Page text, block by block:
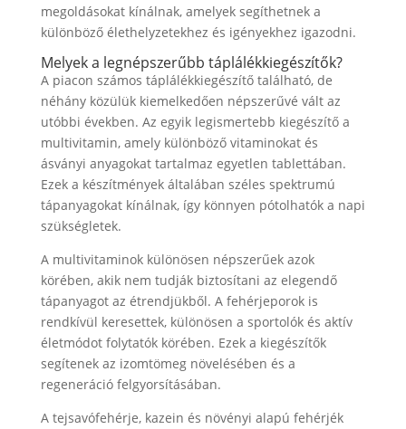
megoldásokat kínálnak, amelyek segíthetnek a
különböző élethelyzetekhez és igényekhez igazodni.
Melyek a legnépszerűbb táplálékkiegészítők?
A piacon számos táplálékkiegészítő található, de
néhány közülük kiemelkedően népszerűvé vált az
utóbbi években. Az egyik legismertebb kiegészítő a
multivitamin, amely különböző vitaminokat és
ásványi anyagokat tartalmaz egyetlen tablettában.
Ezek a készítmények általában széles spektrumú
tápanyagokat kínálnak, így könnyen pótolhatók a napi
szükségletek.
A multivitaminok különösen népszerűek azok
körében, akik nem tudják biztosítani az elegendő
tápanyagot az étrendjükből. A fehérjeporok is
rendkívül keresettek, különösen a sportolók és aktív
életmódot folytatók körében. Ezek a kiegészítők
segítenek az izomtömeg növelésében és a
regeneráció felgyorsításában.
A tejsavófehérje, kazein és növényi alapú fehérjék